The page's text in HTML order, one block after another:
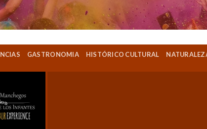
GASTRONOMIA HISTÓRICO CULTURAL